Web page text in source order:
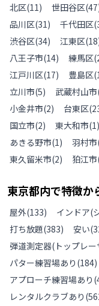
北区(11) 世田谷区(47
品川区(31) 千代田区(
渋谷区(34) 江東区(18
八王子市(14) 練馬区(
江戸川区(17) 豊島区(
立川市(5) 武蔵村山市
小金井市(2) 台東区(
国立市(2) 東大和市(1)
あきる野市(1) 羽村市
東久留米市(2) 狛江市
東京都内で特徴か
屋外(133) インドア(
打ち放題(383) 安い(
弾道測定器(トップレ
パター練習場あり (184)
アプローチ練習場あり (
レンタルクラブあり (